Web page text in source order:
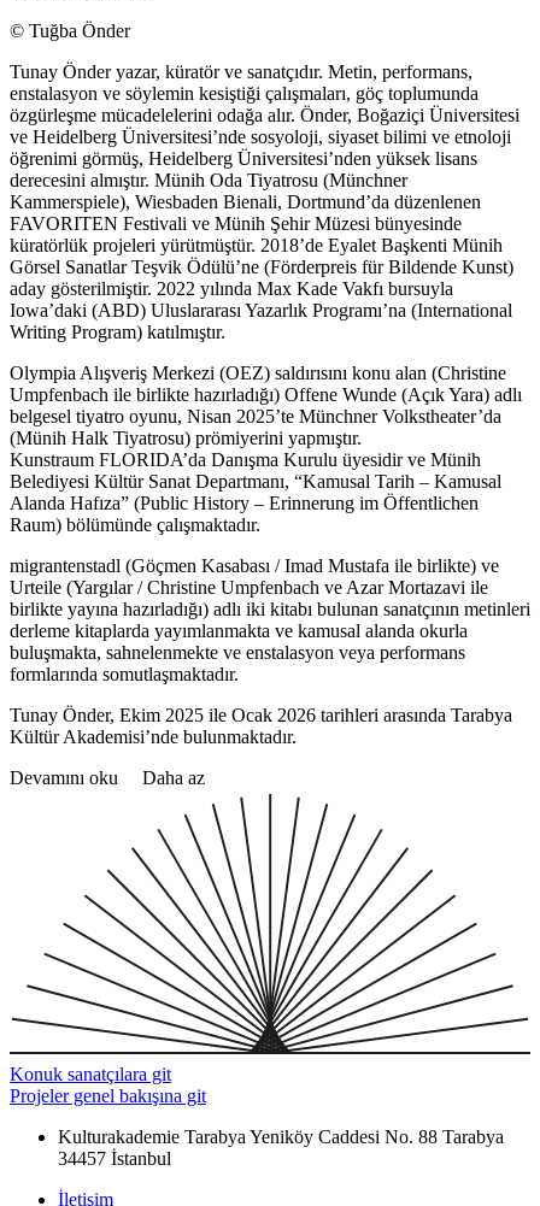
© Tuğba Önder
Tunay Önder yazar, küratör ve sanatçıdır. Metin, performans,
enstalasyon ve söylemin kesiştiği çalışmaları, göç toplumunda
özgürleşme mücadelelerini odağa alır. Önder, Boğaziçi Üniversitesi
ve Heidelberg Üniversitesi’nde sosyoloji, siyaset bilimi ve etnoloji
öğrenimi görmüş, Heidelberg Üniversitesi’nden yüksek lisans
derecesini almıştır. Münih Oda Tiyatrosu (Münchner
Kammerspiele), Wiesbaden Bienali, Dortmund’da düzenlenen
FAVORITEN Festivali ve Münih Şehir Müzesi bünyesinde
küratörlük projeleri yürütmüştür. 2018’de Eyalet Başkenti Münih
Görsel Sanatlar Teşvik Ödülü’ne (Förderpreis für Bildende Kunst)
aday gösterilmiştir. 2022 yılında Max Kade Vakfı bursuyla
Iowa’daki (ABD) Uluslararası Yazarlık Programı’na (International
Writing Program) katılmıştır.
Olympia Alışveriş Merkezi (OEZ) saldırısını konu alan (Christine
Umpfenbach ile birlikte hazırladığı) Offene Wunde (Açık Yara) adlı
belgesel tiyatro oyunu, Nisan 2025’te Münchner Volkstheater’da
(Münih Halk Tiyatrosu) prömiyerini yapmıştır.
Kunstraum FLORIDA’da Danışma Kurulu üyesidir ve Münih
Belediyesi Kültür Sanat Departmanı, “Kamusal Tarih – Kamusal
Alanda Hafıza” (Public History – Erinnerung im Öffentlichen
Raum) bölümünde çalışmaktadır.
migrantenstadl (Göçmen Kasabası / Imad Mustafa ile birlikte) ve
Urteile (Yargılar / Christine Umpfenbach ve Azar Mortazavi ile
birlikte yayına hazırladığı) adlı iki kitabı bulunan sanatçının metinleri
derleme kitaplarda yayımlanmakta ve kamusal alanda okurla
buluşmakta, sahnelenmekte ve enstalasyon veya performans
formlarında somutlaşmaktadır.
Tunay Önder, Ekim 2025 ile Ocak 2026 tarihleri arasında Tarabya
Kültür Akademisi’nde bulunmaktadır.
Devamını oku
Daha az
Konuk sanatçılara git
Projeler genel bakışına git
Kulturakademie Tarabya Yeniköy Caddesi No. 88 Tarabya
34457 İstanbul
İletişim